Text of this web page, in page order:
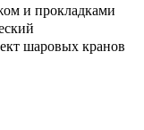
и прокладками
шаровых кранов